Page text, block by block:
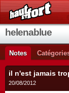
helenablue
Notes
il n'est jamais
20/08/2012